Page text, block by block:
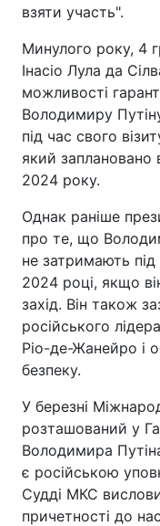
взяти участь".
Минулого року, 4
Інасіо Лула да
можливості
Володимиру
під час свого
який заплановано
2024 року.
Однак раніше
про те, що
не затримають
2024 році, якщо
захід. Він також
російського
Ріо-де-Жанейро і
безпеку.
У березні
розташований у
Володимира
є російською
Судді МКС
причетності до